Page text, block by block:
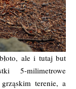
ale i tutaj but
5-milimetrowe
terenie, a